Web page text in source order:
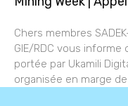
Chers membres
GIE/RDC vous
portée par Ukamili
organisée en marge de